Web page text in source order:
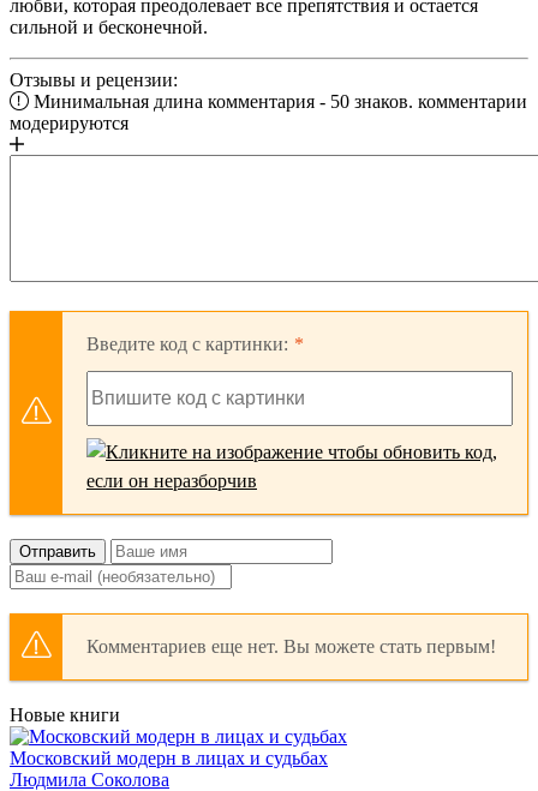
любви, которая преодолевает все препятствия и остается
сильной и бесконечной.
Отзывы и рецензии:
Минимальная длина комментария - 50 знаков. комментарии
модерируются
Введите код с картинки:
Отправить
Комментариев еще нет. Вы можете стать первым!
Новые книги
Московский модерн в лицах и судьбах
Людмила Соколова